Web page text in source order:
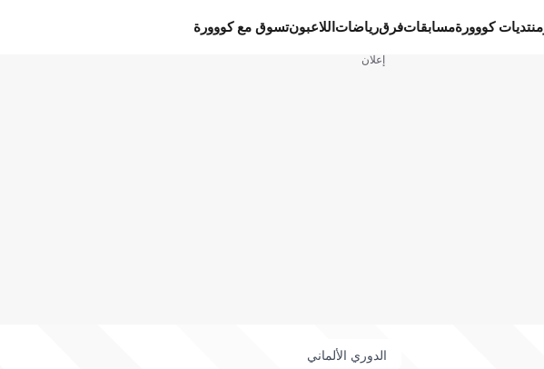
منتديات كووورةمسابقاتفرقرياضات اللاعبونتسوق مع كووورة
إعلان
الدوري الألماني